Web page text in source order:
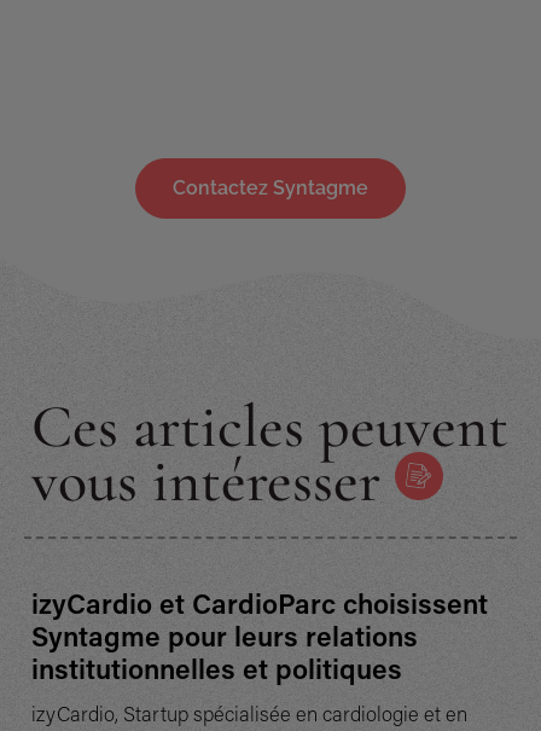
Contactez Syntagme
Ces articles peuvent
vous intéresser
izyCardio et CardioParc choisissent
Syntagme pour leurs relations
institutionnelles et politiques
izyCardio, Startup spécialisée en cardiologie et en